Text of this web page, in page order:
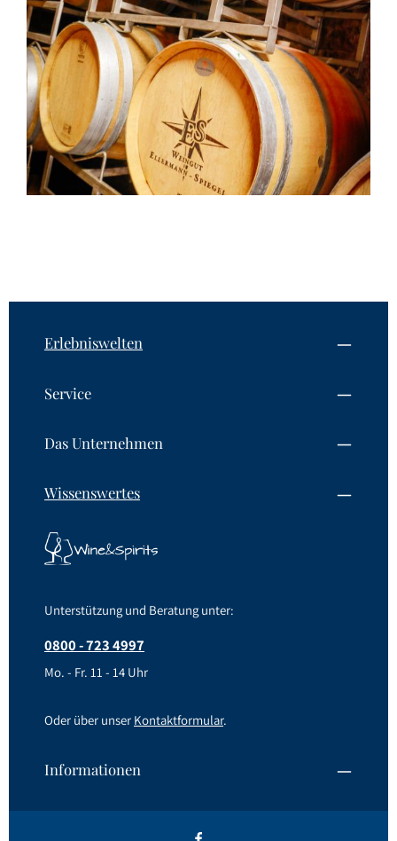
Erlebniswelten
Service
Das Unternehmen
Wissenswertes
Unterstützung und Beratung unter:
0800 - 723 4997
Mo. - Fr. 11 - 14 Uhr
Oder über unser Kontaktformular.
Informationen